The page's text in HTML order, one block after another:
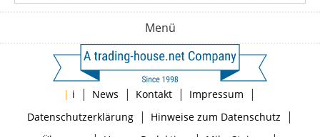
Menü
| i | News | Kontakt | Impressum |
Datenschutzerklärung| Hinweise zum Datenschutz |